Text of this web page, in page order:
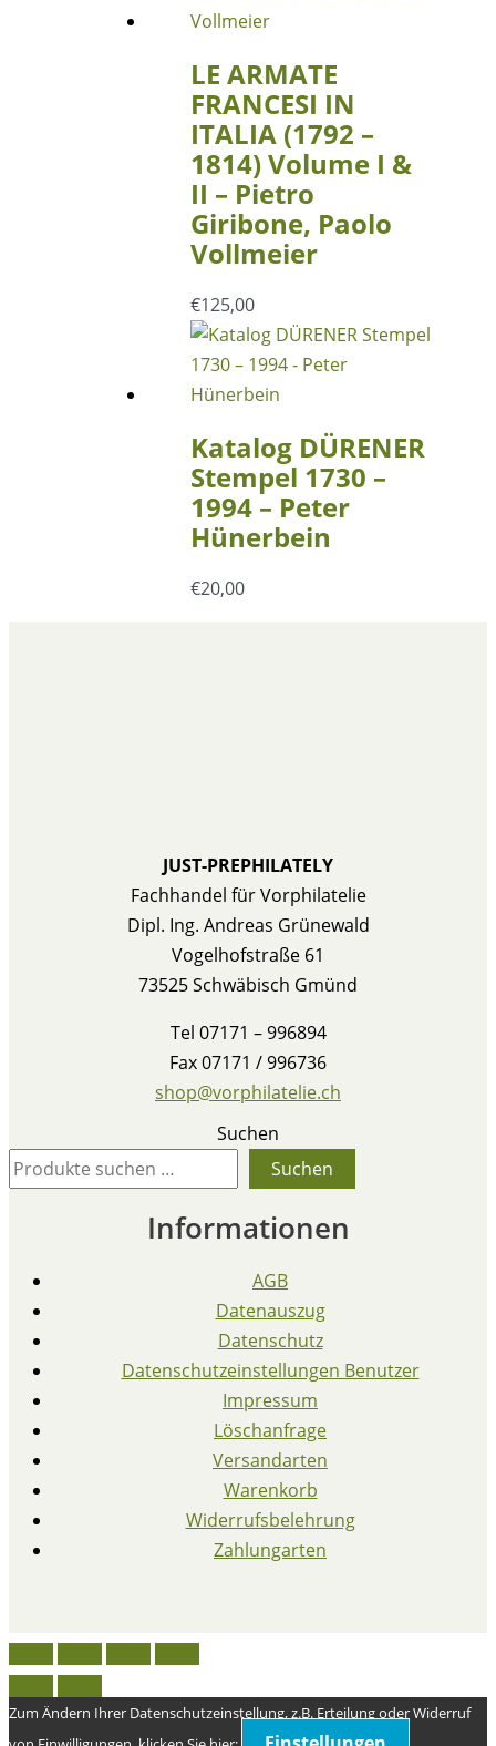
LE ARMATE
FRANCESI IN
ITALIA (1792 –
1814) Volume I &
II – Pietro
Giribone, Paolo
Vollmeier
€125,00
Katalog DÜRENER
Stempel 1730 –
1994 – Peter
Hünerbein
€20,00
JUST-PREPHILATELY
Fachhandel für Vorphilatelie
Dipl. Ing. Andreas Grünewald
Vogelhofstraße 61
73525 Schwäbisch Gmünd
Tel 07171 – 996894
Fax 07171 / 996736
shop@vorphilatelie.ch
Suchen
Suchen
Informationen
AGB
Datenauszug
Datenschutz
Datenschutzeinstellungen Benutzer
Impressum
Löschanfrage
Versandarten
Warenkorb
Widerrufsbelehrung
Zahlungarten
Zum Ändern Ihrer Datenschutzeinstellung, z.B. Erteilung oder Widerruf